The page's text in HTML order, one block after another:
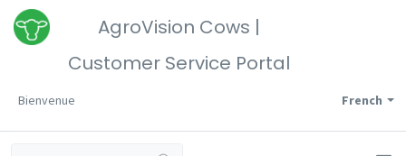
AgroVision Cows |
Customer Service Portal
French
Bienvenue